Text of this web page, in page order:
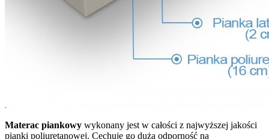
Materac piankowy wykonany jest w całości z najwyższej jakości
pianki poliuretanowej. Cechuje go duża odporność na